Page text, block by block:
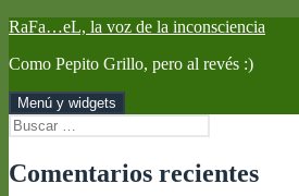
Saltar
contenido
RaFa…eL, la voz de la inconsciencia
Como Pepito Grillo, pero al revés :)
Menú y widgets
Buscar:
Comentarios recientes